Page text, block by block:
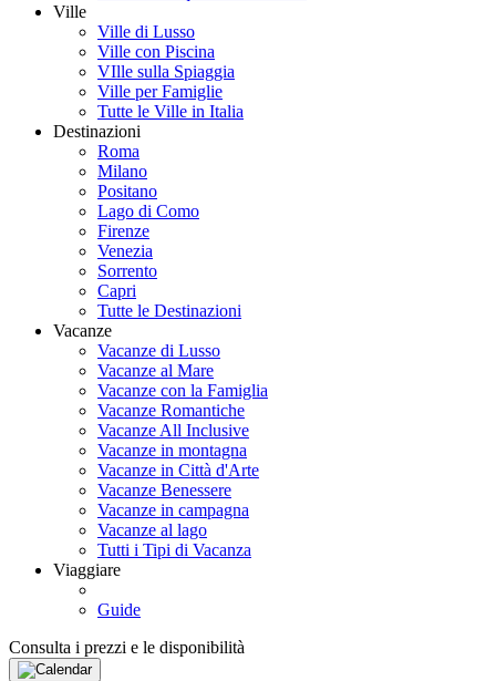
Ville
Ville di Lusso
Ville con Piscina
VIlle sulla Spiaggia
Ville per Famiglie
Tutte le Ville in Italia
Destinazioni
Roma
Milano
Positano
Lago di Como
Firenze
Venezia
Sorrento
Capri
Tutte le Destinazioni
Vacanze
Vacanze di Lusso
Vacanze al Mare
Vacanze con la Famiglia
Vacanze Romantiche
Vacanze All Inclusive
Vacanze in montagna
Vacanze in Città d'Arte
Vacanze Benessere
Vacanze in campagna
Vacanze al lago
Tutti i Tipi di Vacanza
Viaggiare
Guide
Consulta i prezzi e le disponibilità